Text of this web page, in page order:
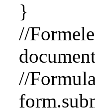
}
//
//